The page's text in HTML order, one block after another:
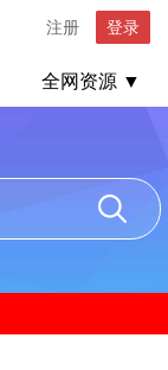
注册 登录
全网资源 ▼